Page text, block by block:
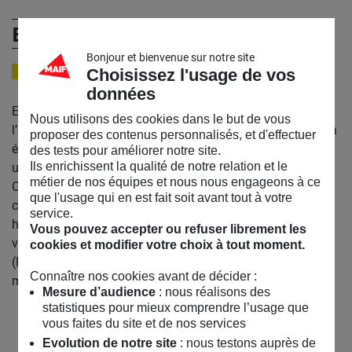
Emanuele Coccia
PHILOSOPHE
Emanuele Coccia est philosophe, maître de conférences à
l’École des Hautes Études en Sciences Sociales à Paris. Il a
été invité en tant que professeur-chercheur par les
universités de Tokyo, Buenos Aires, Düsseldorf, puis à
Columbia et Harvard. Figure centrale de la pensée
contemporaine, chroniqueur à Libération, il est l’auteur de
huit livres traduits dans le monde entier, parmi lesquels La
vie des plantes (Rivages, 2016) ou Métamorphoses
(Rivages, 2020). Son dernier livre : Philosophie de la
maison (Rivages, 2021).
Bonjour et bienvenue sur notre site
Choisissez l'usage de vos
données
Nous utilisons des cookies dans le but de vous
proposer des contenus personnalisés, et d'effectuer
des tests pour améliorer notre site.
Ils enrichissent la qualité de notre relation et le
métier de nos équipes et nous nous engageons à ce
que l'usage qui en est fait soit avant tout à votre
service.
Vous pouvez accepter ou refuser librement les
cookies et modifier votre choix à tout moment.
Connaître nos cookies avant de décider :
Mesure d’audience: nous réalisons des
statistiques pour mieux comprendre l’usage que
vous faites du site et de nos services
Evolution de notre site: nous testons auprès de